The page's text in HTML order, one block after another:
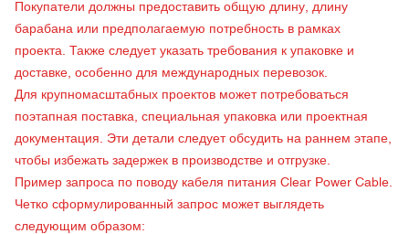
Покупатели должны предоставить общую длину, длину
барабана или предполагаемую потребность в рамках
проекта. Также следует указать требования к упаковке и
доставке, особенно для международных перевозок.
Для крупномасштабных проектов может потребоваться
поэтапная поставка, специальная упаковка или проектная
документация. Эти детали следует обсудить на раннем этапе,
чтобы избежать задержек в производстве и отгрузке.
Пример запроса по поводу кабеля питания Clear Power Cable.
Четко сформулированный запрос может выглядеть
следующим образом: